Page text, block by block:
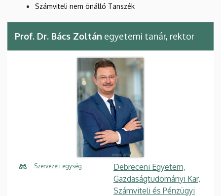
Számviteli nem önálló Tanszék
Prof. Dr. Bács Zoltán egyetemi tanár, rektor
Szervezeti egység
Debreceni Egyetem,
Gazdaságtudományi Kar,
Számviteli és Pénzügyi